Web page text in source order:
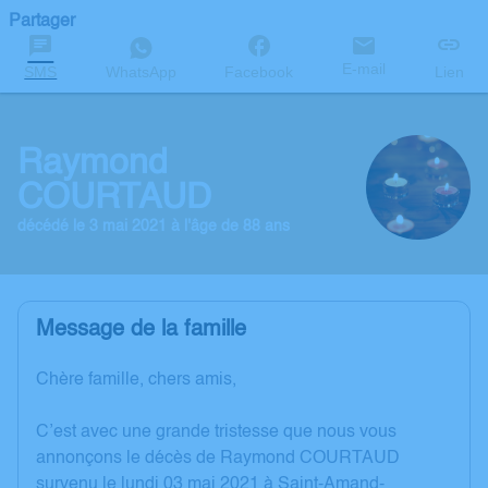
Partager
SMS WhatsApp Facebook E-mail Lien
Raymond
COURTAUD
décédé le 3 mai 2021 à l'âge de 88 ans
Message de la famille
Chère famille, chers amis,
C’est avec une grande tristesse que nous vous
annonçons le décès de Raymond COURTAUD